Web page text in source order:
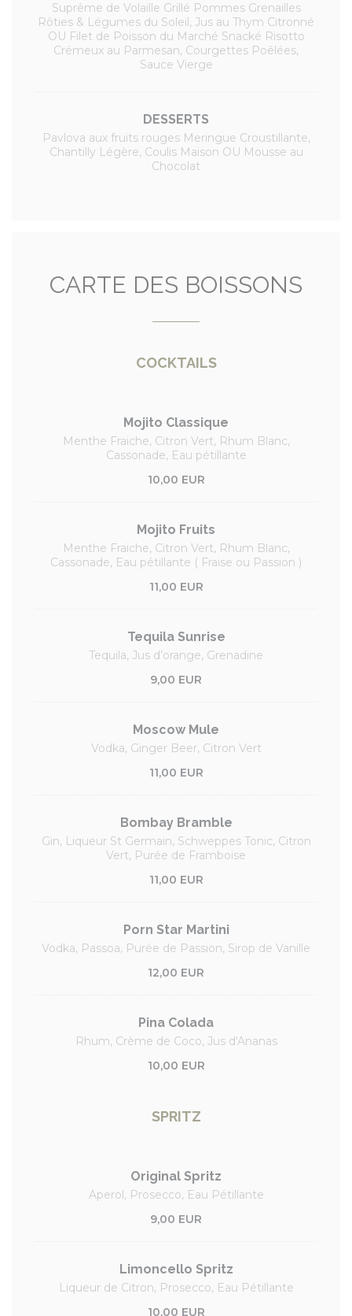
Suprême de Volaille Grillé Pommes Grenailles
Rôties & Légumes du Soleil, Jus au Thym Citronné
OU Filet de Poisson du Marché Snacké Risotto
Crémeux au Parmesan, Courgettes Poêlées,
Sauce Vierge
DESSERTS
Pavlova aux fruits rouges Meringue Croustillante,
Chantilly Légère, Coulis Maison OU Mousse au
Chocolat
CARTE DES BOISSONS
COCKTAILS
Mojito Classique
Menthe Fraiche, Citron Vert, Rhum Blanc,
Cassonade, Eau pétillante
10,00 EUR
Mojito Fruits
Menthe Fraiche, Citron Vert, Rhum Blanc,
Cassonade, Eau pétillante ( Fraise ou Passion )
11,00 EUR
Tequila Sunrise
Tequila, Jus d’orange, Grenadine
9,00 EUR
Moscow Mule
Vodka, Ginger Beer, Citron Vert
11,00 EUR
Bombay Bramble
Gin, Liqueur St Germain, Schweppes Tonic, Citron
Vert, Purée de Framboise
11,00 EUR
Porn Star Martini
Vodka, Passoa, Purée de Passion, Sirop de Vanille
12,00 EUR
Pina Colada
Rhum, Crème de Coco, Jus d'Ananas
10,00 EUR
SPRITZ
Original Spritz
Aperol, Prosecco, Eau Pétillante
9,00 EUR
Limoncello Spritz
Liqueur de Citron, Prosecco, Eau Pétillante
10,00 EUR